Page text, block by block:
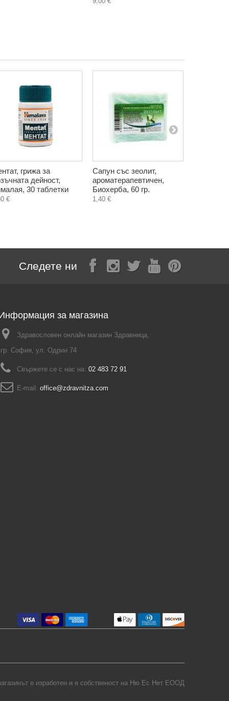
грижа за
дейност,
30 таблетки
€
Сапун със зеолит,
ароматерапевтичен,
Биохерба, 60 гр.
1,40 €
Следете ни
за магазина
Здравословен онлайн магазин Здравница,
гр. София, ул. Одрин 74
Свържете се с нас на: 02 483 72 91
E-mail: office@zdravnitza.com
е изработен и е собственост на Ню Ес Нет ЕООД